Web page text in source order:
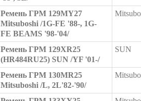
Ремень ГРМ 129MY27
Mitsuboshi /1G-FE '88-, 1G-
FE BEAMS '98-'04/
Ремень ГРМ 129XR25
(HR484RU25) SUN /YF '01-/
SUN
Ремень ГРМ 130MR25
Mitsuboshi /L, 2L'82-'90/